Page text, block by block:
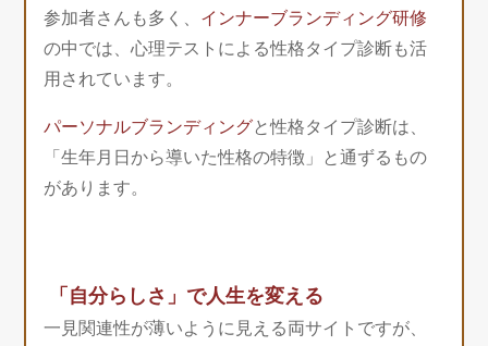
参加者さんも多く、 インナーブランディング研修
の中では、心理テストによる性格タイプ診断も活
用されています。
パーソナルブランディングと性格タイプ診断は、
「生年月日から導いた性格の特徴」と通ずるもの
があります。
「自分らしさ」で人生を変える
一見関連性が薄いように見える両サイトですが、